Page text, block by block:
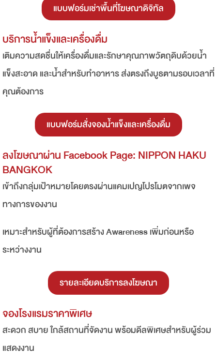
แบบฟอร์มเช่าพื้นที่โฆษณาดิจิทัล
บริการน้ำแข็งและเครื่องดื่ม
เติมความสดชื่นให้เครื่องดื่มและรักษาคุณภาพวัตถุดิบด้วยน้ำ
แข็งสะอาด และน้ำสำหรับทำอาหาร ส่งตรงถึงบูธตามรอบเวลาที่
คุณต้องการ
แบบฟอร์มสั่งจองน้ำแข็งและเครื่องดื่ม
ลงโฆษณาผ่าน Facebook Page: NIPPON HAKU
BANGKOK
เข้าถึงกลุ่มเป้าหมายโดยตรงผ่านแคมเปญโปรโมตจากเพจ
ทางการของงาน
เหมาะสำหรับผู้ที่ต้องการสร้าง Awareness เพิ่มก่อนหรือ
ระหว่างงาน
รายละเอียดบริการลงโฆษณา
จองโรงแรมราคาพิเศษ
สะดวก สบาย ใกล้สถานที่จัดงาน พร้อมดีลพิเศษสำหรับผู้ร่วม
แสดงงาน